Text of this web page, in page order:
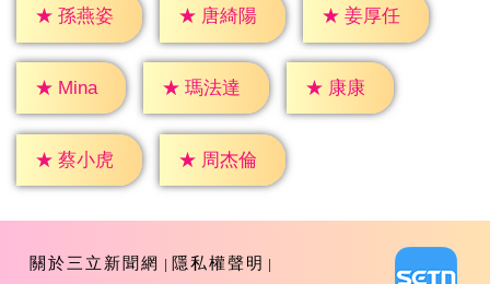
★ 孫燕姿 ★ 唐綺陽 ★ 姜厚任
★ Mina ★ 瑪法達 ★ 康康
★ 蔡小虎 ★ 周杰倫
關於三立新聞網 隱私權聲明